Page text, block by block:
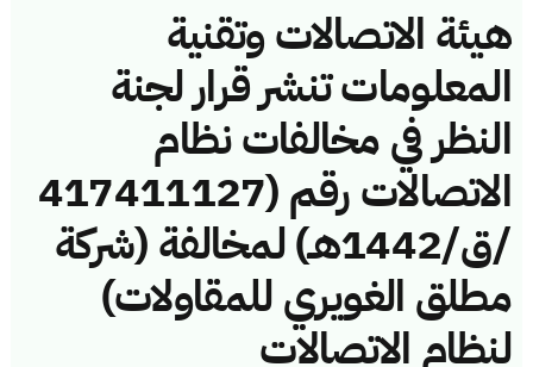
هيئة الاتصالات وتقنية
المعلومات تنشر قرار لجنة
النظر في مخالفات نظام
الاتصالات رقم (417411127
/ق/1442هـ) لمخالفة (شركة
مطلق الغويري للمقاولات)
لنظام الاتصالات